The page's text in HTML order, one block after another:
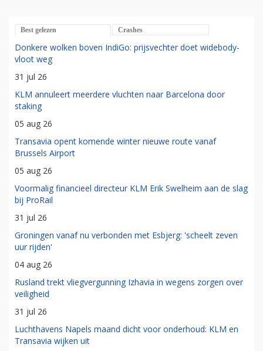
Best gelezen Crashes
Donkere wolken boven IndiGo: prijsvechter doet widebody-
vloot weg
31 jul 26
KLM annuleert meerdere vluchten naar Barcelona door
staking
05 aug 26
Transavia opent komende winter nieuwe route vanaf
Brussels Airport
05 aug 26
Voormalig financieel directeur KLM Erik Swelheim aan de slag
bij ProRail
31 jul 26
Groningen vanaf nu verbonden met Esbjerg: 'scheelt zeven
uur rijden'
04 aug 26
Rusland trekt vliegvergunning Izhavia in wegens zorgen over
veiligheid
31 jul 26
Luchthavens Napels maand dicht voor onderhoud: KLM en
Transavia wijken uit